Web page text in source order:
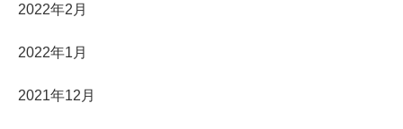
2022年2月
2022年1月
2021年12月